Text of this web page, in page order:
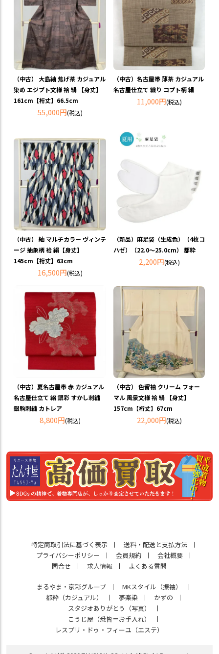
（中古） 大島紬 焦げ茶 カジュアル
染め エジプト文様 袷 絹 【身丈】
161cm【裄丈】66.5cm
55,000円(税込)
（中古）名古屋帯 薄茶 カジュアル
名古屋仕立て 織り コプト柄 絹
11,000円(税込)
（中古） 紬 マルチカラー ヴィンテ
ージ 抽象柄 袷 絹【身丈】
145cm【裄丈】63cm
16,500円(税込)
（新品）麻足袋（生成色）（4枚コ
ハゼ）（22.0～25.0cm） 都粋
2,200円(税込)
（中古）夏名古屋帯 赤 カジュアル
名古屋仕立て 絽 銀彩 すかし刺繍
銀駒刺繍 カトレア
8,800円(税込)
（中古） 色留袖 クリーム フォー
マル 風景文様 袷 絹 【身丈】
157cm【裄丈】67cm
22,000円(税込)
特定商取引法に基づく表示
送料・配送と支払方法
プライバシーポリシー
会員規約
会社概要
問合せ
求人情報 よくある質問
まるやま・京彩グループ
MKスタイル（振袖）
都粋（カジュアル）
夢楽染
かずの
スタジオありがとう（写真）
こうじ屋（悉皆＝お手入れ）
レスプリ・ドゥ・フィーユ（エステ）